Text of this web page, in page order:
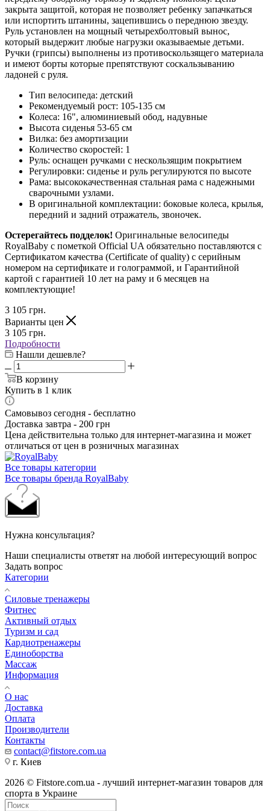
закрыта защитой, которая не позволяет ребенку запачкаться
или испортить штанины, зацепившись о переднюю звезду.
Руль установлен на мощный четырехболтовый вынос,
который выдержит любые нагрузки оказываемые детьми.
Ручки (грипсы) выполнены из противоскользящего материала
и имеют борты которые препятствуют соскальзыванию
ладоней с руля.
Тип велосипеда: детский
Рекомендуемый рост: 105-135 см
Колеса: 16", алюминиевый обод, надувные
Высота сиденья 53-65 см
Вилка: без амортизации
Количество скоростей: 1
Руль: оснащен ручками с нескользящим покрытием
Регулировки: сиденье и руль регулируются по высоте
Рама: высококачественная стальная рама с надежными
сварочными узлами.
В оригинальной комплектации: боковые колеса, крылья,
передний и задний отражатель, звоночек.
Остерегайтесь подделок! Оригинальные велосипеды
RoyalBaby c пометкой Official UA обязательно поставляются с
Сертификатом качества (Certificate of quality) с серийным
номером на сертификате и голограммой, и Гарантийной
картой с гарантией 10 лет на раму и 6 месяцев на
комплектующие!
3 105 грн.
Варианты цен
3 105 грн.
Подробности
Нашли дешевле?
В корзину
Купить в 1 клик
Самовывоз сегодня - бесплатно
Доставка завтра - 200 грн
Цена действительна только для интернет-магазина и может
отличаться от цен в розничных магазинах
Все товары категории
Все товары бренда RoyalBaby
Нужна консультация?
Наши специалисты ответят на любой интересующий вопрос
Задать вопрос
Категории
Силовые тренажеры
Фитнес
Активный отдых
Туризм и сад
Кардиотренажеры
Единоборства
Массаж
Информация
О нас
Доставка
Оплата
Производители
Контакты
contact@fitstore.com.ua
г. Киев
2026 © Fitstore.com.ua - лучший интернет-магазин товаров для
спорта в Украине